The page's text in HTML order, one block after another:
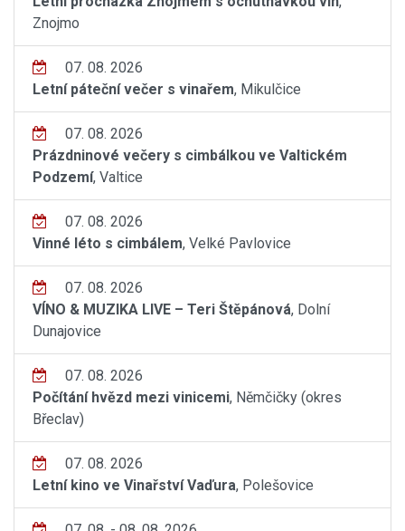
Znojmo
07. 08. 2026
Letní páteční večer s vinařem, Mikulčice
07. 08. 2026
Prázdninové večery s cimbálkou ve Valtickém
Podzemí, Valtice
07. 08. 2026
Vinné léto s cimbálem, Velké Pavlovice
07. 08. 2026
VÍNO & MUZIKA LIVE – Teri Štěpánová, Dolní
Dunajovice
07. 08. 2026
Počítání hvězd mezi vinicemi, Němčičky (okres
Břeclav)
07. 08. 2026
Letní kino ve Vinařství Vaďura, Polešovice